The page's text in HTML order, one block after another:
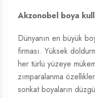
Akzonobel boya
Dünyanın en büyük
firması. Yüksek
her türlü yüzeye
zımparalanma
sonkat boyaların